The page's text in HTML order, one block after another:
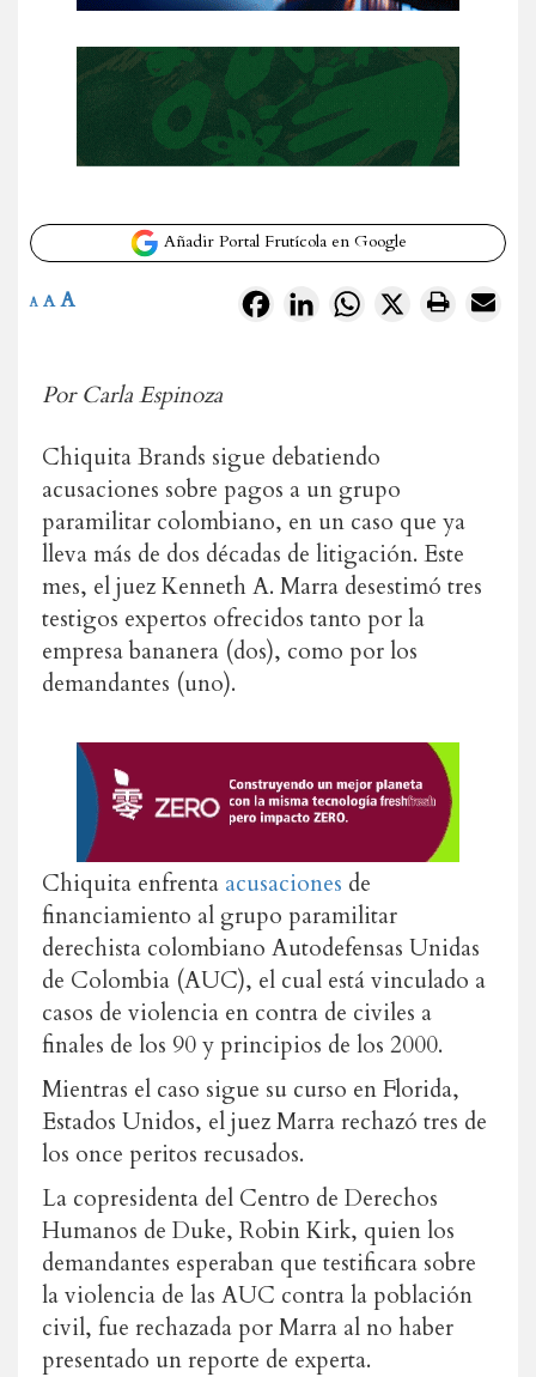
Añadir Portal Frutícola en Google
FacebookLinkedInWhatsApp
X
A A A
Por Carla Espinoza
Chiquita Brands sigue debatiendo
acusaciones sobre pagos a un grupo
paramilitar colombiano, en un caso que ya
lleva más de dos décadas de litigación. Este
mes, el juez Kenneth A. Marra desestimó tres
testigos expertos ofrecidos tanto por la
empresa bananera (dos), como por los
demandantes (uno).
Chiquita enfrenta acusaciones de
financiamiento al grupo paramilitar
derechista colombiano Autodefensas Unidas
de Colombia (AUC), el cual está vinculado a
casos de violencia en contra de civiles a
finales de los 90 y principios de los 2000.
Mientras el caso sigue su curso en Florida,
Estados Unidos, el juez Marra rechazó tres de
los once peritos recusados.
La copresidenta del Centro de Derechos
Humanos de Duke, Robin Kirk, quien los
demandantes esperaban que testificara sobre
la violencia de las AUC contra la población
civil, fue rechazada por Marra al no haber
presentado un reporte de experta.